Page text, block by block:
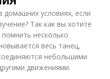
домашних условиях, если
Так как вы хотите
несколько
весь танец,
небольшими
движениями.